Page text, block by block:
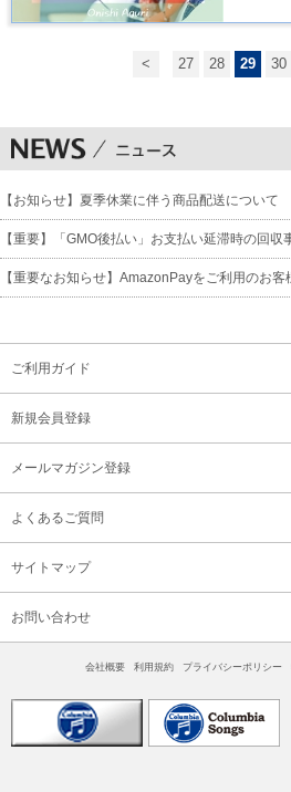
< 27 28 29 30
【お知らせ】夏季休業に伴う商品配送について
【重要】「GMO後払い」お支払い延滞時の回
【重要なお知らせ】AmazonPayをご利用のお客
ご利用ガイド
新規会員登録
メールマガジン登録
よくあるご質問
サイトマップ
お問い合わせ
会社概要 利用規約 プライバシーポリシー